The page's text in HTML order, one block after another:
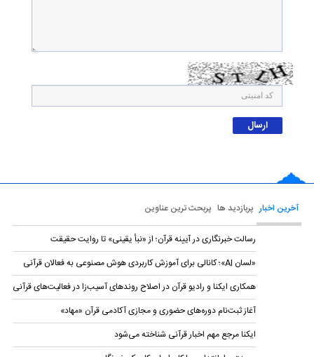
آخرین اخبار پربازدید ها پربحث ترین عناوین
رسالت خبرنگاری در آیینه قرآن؛ از «نبأ یقینی» تا روایت حقیقت
«لسان AI»؛ کانالی برای آموزش کاربردی هوش مصنوعی به فعالان قرآنی
همکاری ایکنا و رادیو قرآن در اصلاح روندهای آسیب‌زا در فعالیت‌های قرآنی
آغاز ثبت‌نام دوره‌های حضوری و مجازی آکادمی قرآن «مهاد»
ایکنا مرجع مهم اخبار قرآنی شناخته می‌شود